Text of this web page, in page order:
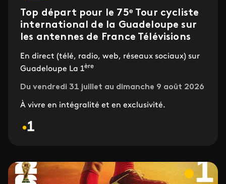
Top départ pour le 75ᵉ Tour cycliste
international de la Guadeloupe sur
les antennes de France Télévisions
En direct (télé, radio, web, réseaux sociaux) sur
Guadeloupe La 1ère
Du vendredi 31 juillet au dimanche 9 août 2026
À vivre en intégralité et en exclusivité.